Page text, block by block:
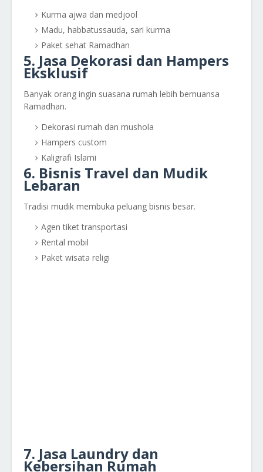
Kurma ajwa dan medjool
Madu, habbatussauda, sari kurma
Paket sehat Ramadhan
5. Jasa Dekorasi dan Hampers
Eksklusif
Banyak orang ingin suasana rumah lebih bernuansa
Ramadhan.
Dekorasi rumah dan mushola
Hampers custom
Kaligrafi Islami
6. Bisnis Travel dan Mudik
Lebaran
Tradisi mudik membuka peluang bisnis besar.
Agen tiket transportasi
Rental mobil
Paket wisata religi
7. Jasa Laundry dan
Kebersihan Rumah